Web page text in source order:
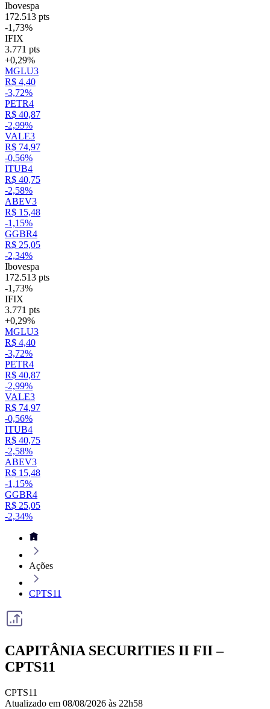
Ibovespa
172.513 pts
-1,73%
IFIX
3.771 pts
+0,29%
MGLU3
R$ 4,40
-3,72%
PETR4
R$ 40,87
-2,99%
VALE3
R$ 74,97
-0,56%
ITUB4
R$ 40,75
-2,58%
ABEV3
R$ 15,48
-1,15%
GGBR4
R$ 25,05
-2,34%
Ibovespa
172.513 pts
-1,73%
IFIX
3.771 pts
+0,29%
MGLU3
R$ 4,40
-3,72%
PETR4
R$ 40,87
-2,99%
VALE3
R$ 74,97
-0,56%
ITUB4
R$ 40,75
-2,58%
ABEV3
R$ 15,48
-1,15%
GGBR4
R$ 25,05
-2,34%
Ações
CPTS11
CAPITÂNIA SECURITIES II FII –
CPTS11
CPTS11
Atualizado em 08/08/2026 às 22h58